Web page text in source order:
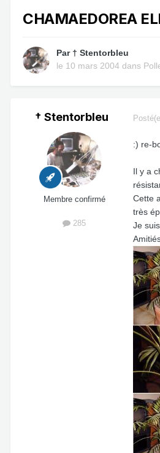
CHAMAEDOREA
Par † Stentorbleu
le 10 mars 2004 dans
† Stentorbleu
Membre confirmé
285
:) re-
Il y a
Cette
très
Je